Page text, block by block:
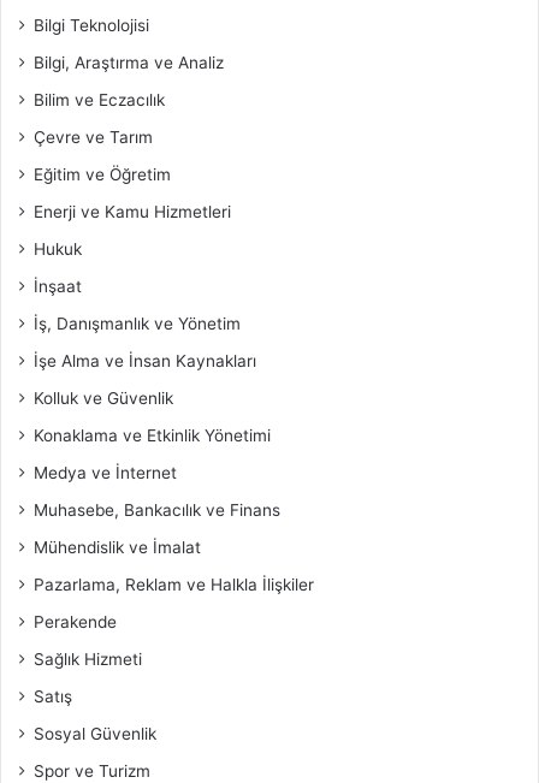
Bilgi Teknolojisi
Bilgi, Araştırma ve Analiz
Bilim ve Eczacılık
Çevre ve Tarım
Eğitim ve Öğretim
Enerji ve Kamu Hizmetleri
Hukuk
İnşaat
İş, Danışmanlık ve Yönetim
İşe Alma ve İnsan Kaynakları
Kolluk ve Güvenlik
Konaklama ve Etkinlik Yönetimi
Medya ve İnternet
Muhasebe, Bankacılık ve Finans
Mühendislik ve İmalat
Pazarlama, Reklam ve Halkla İlişkiler
Perakende
Sağlık Hizmeti
Satış
Sosyal Güvenlik
Spor ve Turizm